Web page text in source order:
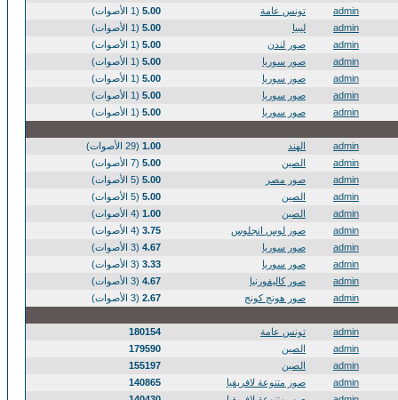
admin
تونس عامة 5.00 (1 الأصوات)
admin
ليبيا 5.00 (1 الأصوات)
admin
صور لندن 5.00 (1 الأصوات)
admin
صور سوريا 5.00 (1 الأصوات)
admin
صور سوريا 5.00 (1 الأصوات)
admin
صور سوريا 5.00 (1 الأصوات)
admin
صور سوريا 5.00 (1 الأصوات)
admin الهند 1.00 (29 الأصوات)
admin
الصين 5.00 (7 الأصوات)
admin
صور مصر 5.00 (5 الأصوات)
admin
الصين 5.00 (5 الأصوات)
admin
الصين 1.00 (4 الأصوات)
admin
صور لوس انجلوس 3.75 (4 الأصوات)
admin
صور سوريا 4.67 (3 الأصوات)
admin
صور سوريا 3.33 (3 الأصوات)
admin
صور كاليفورنيا 4.67 (3 الأصوات)
admin
صور هونج كونج 2.67 (3 الأصوات)
admin تونس عامة
180154
admin
الصين
179590
admin
الصين
155197
admin
صور متنوعة لافريقيا
140865